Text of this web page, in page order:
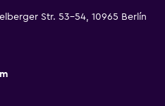
Str. 53-54, 10965 Berlín